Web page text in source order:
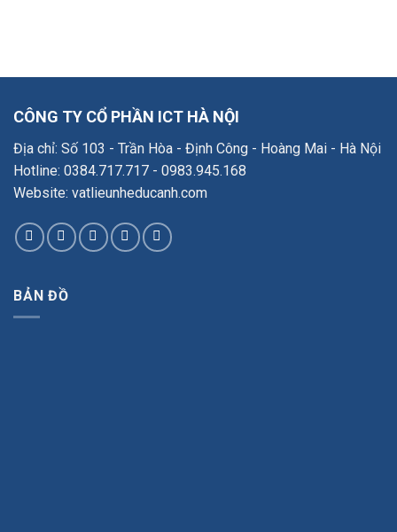
CÔNG TY CỔ PHẦN ICT HÀ NỘI
Địa chỉ: Số 103 - Trần Hòa - Định Công - Hoàng Mai - Hà Nội
Hotline: 0384.717.717 - 0983.945.168
Website: vatlieunheducanh.com
BẢN ĐỒ